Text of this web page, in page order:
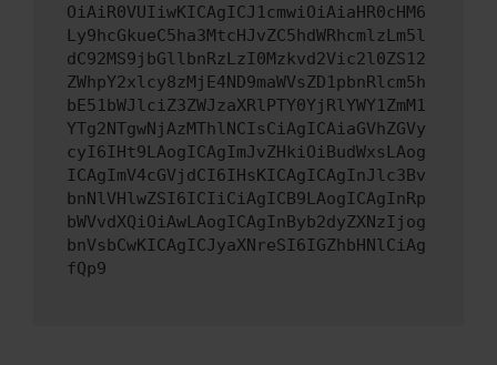
OiAiR0VUIiwKICAgICJ1cmwiOiAiaHR0cHM6
Ly9hcGkueC5ha3MtcHJvZC5hdWRhcmlzLm5l
dC92MS9jbGllbnRzLzI0Mzkvd2Vic2l0ZS12
ZWhpY2xlcy8zMjE4ND9maWVsZD1pbnRlcm5h
bE51bWJlciZ3ZWJzaXRlPTY0YjRlYWY1ZmM1
YTg2NTgwNjAzMThlNCIsCiAgICAiaGVhZGVy
cyI6IHt9LAogICAgImJvZHkiOiBudWxsLAog
ICAgImV4cGVjdCI6IHsKICAgICAgInJlc3Bv
bnNlVHlwZSI6ICIiCiAgICB9LAogICAgInRp
bWVvdXQiOiAwLAogICAgInByb2dyZXNzIjog
bnVsbCwKICAgICJyaXNreSI6IGZhbHNlCiAg
fQp9